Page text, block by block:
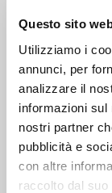
Questo sito
Utilizziamo i
annunci, per
analizzare il
informazioni
nostri partner
pubblicità e
con altre
raccolto dal